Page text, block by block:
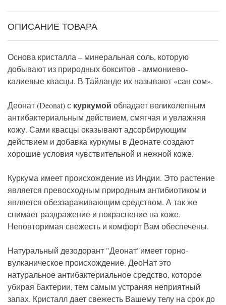
ОПИСАНИЕ ТОВАРА
Основа кристалла – минеральная соль, которую
добывают из природных бокситов - аммониево-
калиевые квасцы. В Тайланде их называют «сан сом».
Деонат (Deonat) с куркумой обладает великолепным
антибактериальным действием, смягчая и увлажняя
кожу. Сами квасцы оказывают адсорбирующим
действием и добавка куркумы в Деонате создают
хорошие условия чувствительной и нежной коже.
Куркума имеет происхождение из Индии. Это растение
является превосходным природным антибиотиком и
является обеззараживающим средством. А так же
снимает раздражение и покраснение на коже.
Неповторимая свежесть и комфорт Вам обеспечены.
Натуральный дезодорант "Деонат"имеет горно-
вулканическое происхождение. ДеоНат это
натуральное антибактериальное средство, которое
убирая бактерии, тем самым устраняя неприятный
запах. Кристалл дает свежесть Вашему телу на срок до